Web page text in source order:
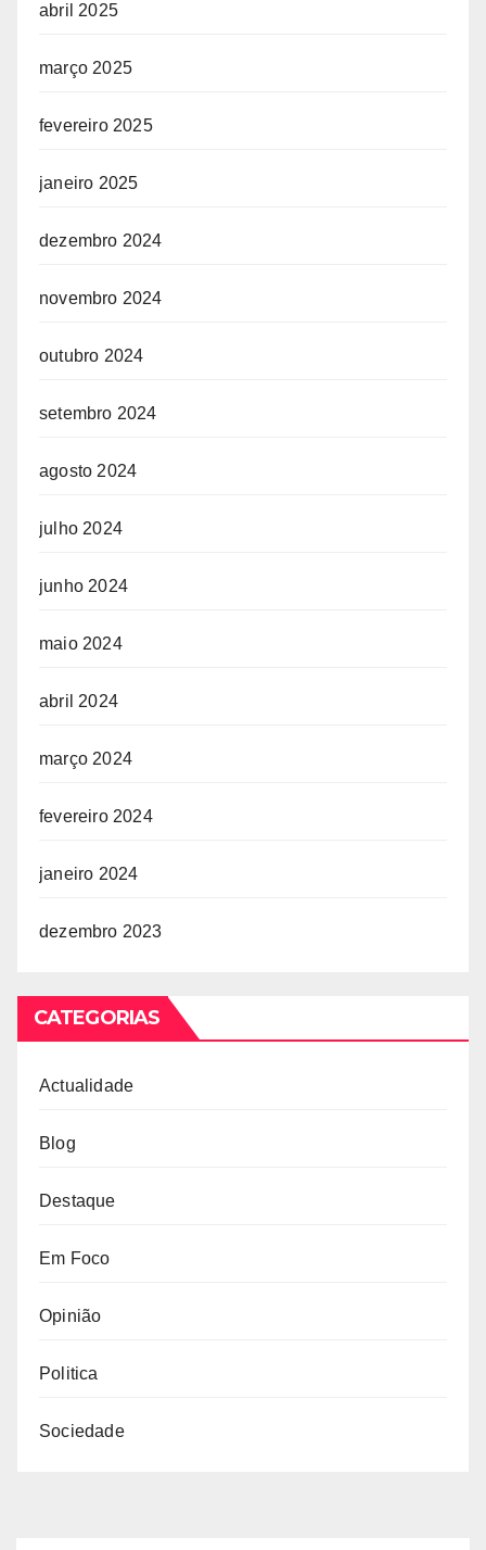
abril 2025
março 2025
fevereiro 2025
janeiro 2025
dezembro 2024
novembro 2024
outubro 2024
setembro 2024
agosto 2024
julho 2024
junho 2024
maio 2024
abril 2024
março 2024
fevereiro 2024
janeiro 2024
dezembro 2023
CATEGORIAS
Actualidade
Blog
Destaque
Em Foco
Opinião
Politica
Sociedade